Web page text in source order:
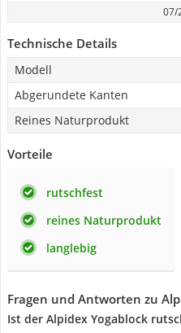
07/
Technische Details
Modell
Abgerundete Kanten
Reines Naturprodukt
Vorteile
rutschfest
reines Naturprodukt
langlebig
Fragen und Antworten zu
Ist der Alpidex Yogablock